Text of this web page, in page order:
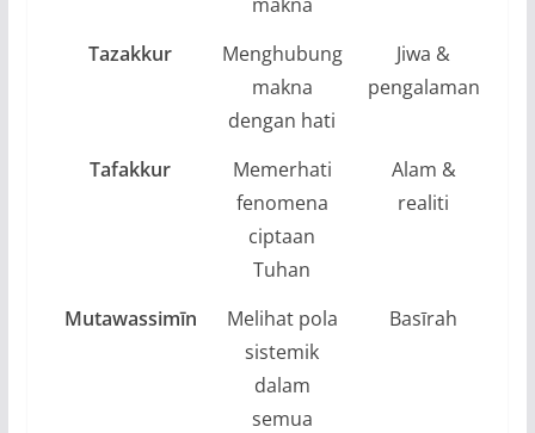
Tazakkur
Menghubung
makna
dengan hati
Jiwa &
pengalaman
Tafakkur
Memerhati
fenomena
ciptaan
Tuhan
Alam &
realiti
Mutawassimīn
Melihat pola
sistemik
dalam
semua
Basīrah